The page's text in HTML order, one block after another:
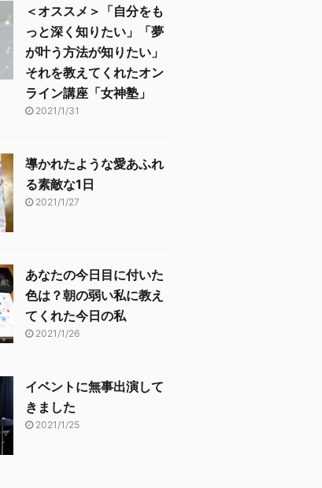
＜オススメ＞「自分をも
っと深く知りたい」「夢
が叶う方法が知りたい」
それを教えてくれたオン
ライン講座「女神塾」
2021/1/31
導かれたような愛あふれ
る素敵な1日
2021/1/27
あなたの今日目に付いた
色は？朝の弱い私に教え
てくれた今日の私
2021/1/26
イベントに無事出演して
きました
2021/1/25